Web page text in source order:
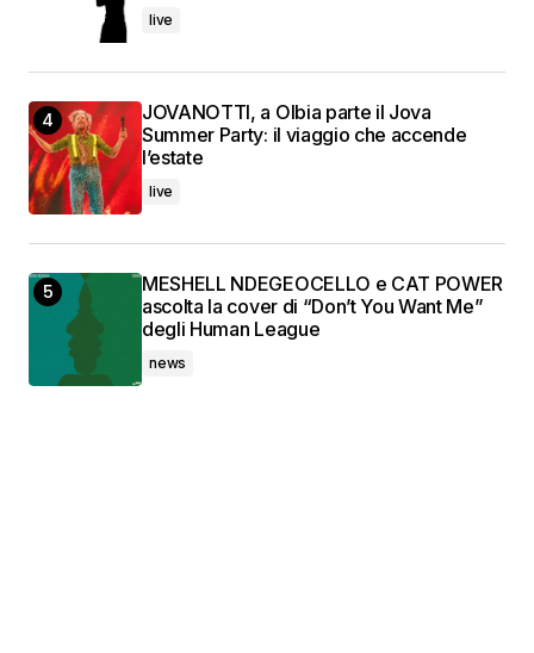
live
JOVANOTTI, a Olbia parte il Jova
Summer Party: il viaggio che accende
l’estate
live
MESHELL NDEGEOCELLO e CAT POWER
ascolta la cover di “Don’t You Want Me”
degli Human League
news